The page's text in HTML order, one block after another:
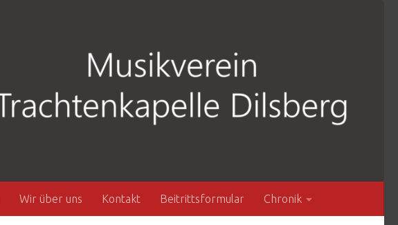
Wir über uns Kontakt Beitrittsformular Chronik